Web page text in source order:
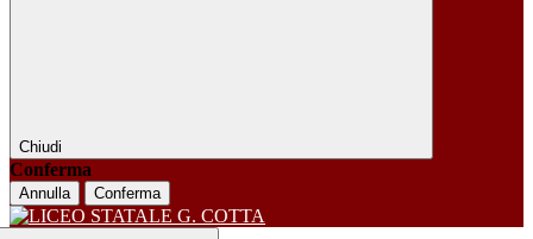
Chiudi
Conferma
Annulla Conferma